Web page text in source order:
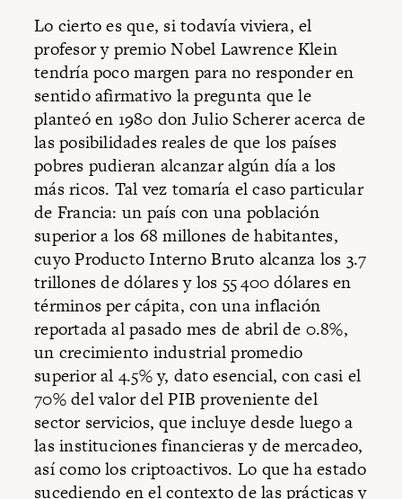
Lo cierto es que, si todavía viviera, el
profesor y premio Nobel Lawrence Klein
tendría poco margen para no responder en
sentido afirmativo la pregunta que le
planteó en 1980 don Julio Scherer acerca de
las posibilidades reales de que los países
pobres pudieran alcanzar algún día a los
más ricos. Tal vez tomaría el caso particular
de Francia: un país con una población
superior a los 68 millones de habitantes,
cuyo Producto Interno Bruto alcanza los 3.7
trillones de dólares y los 55 400 dólares en
términos per cápita, con una inflación
reportada al pasado mes de abril de 0.8%,
un crecimiento industrial promedio
superior al 4.5% y, dato esencial, con casi el
70% del valor del PIB proveniente del
sector servicios, que incluye desde luego a
las instituciones financieras y de mercadeo,
así como los criptoactivos. Lo que ha estado
sucediendo en el contexto de las prácticas y